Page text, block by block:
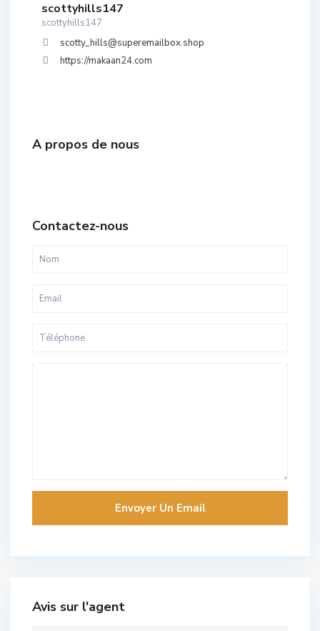
scottyhills147
scottyhills147
scotty_hills@superemailbox.shop
https://makaan24.com
A propos de nous
Contactez-nous
Avis sur l'agent